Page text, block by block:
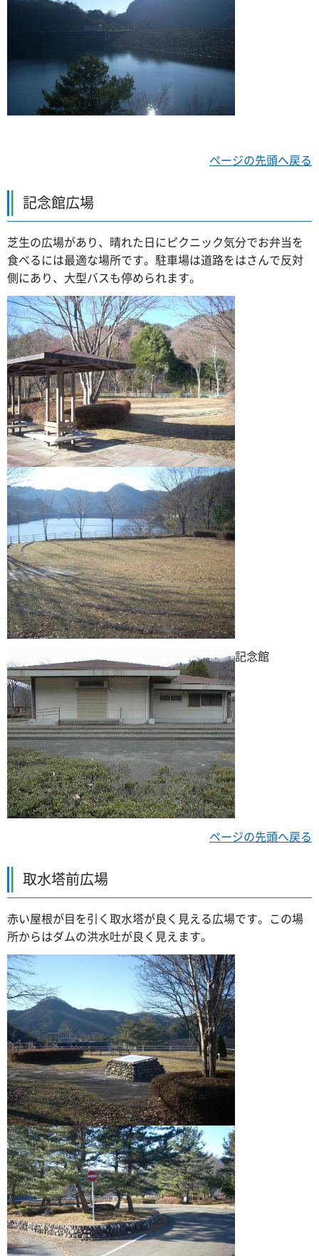
ページの先頭へ戻る
記念館広場
芝生の広場があり、晴れた日にピクニック気分でお弁当を
食べるには最適な場所です。駐車場は道路をはさんで反対
側にあり、大型バスも停められます。
記念館
ページの先頭へ戻る
取水塔前広場
赤い屋根が目を引く取水塔が良く見える広場です。この場
所からはダムの洪水吐が良く見えます。